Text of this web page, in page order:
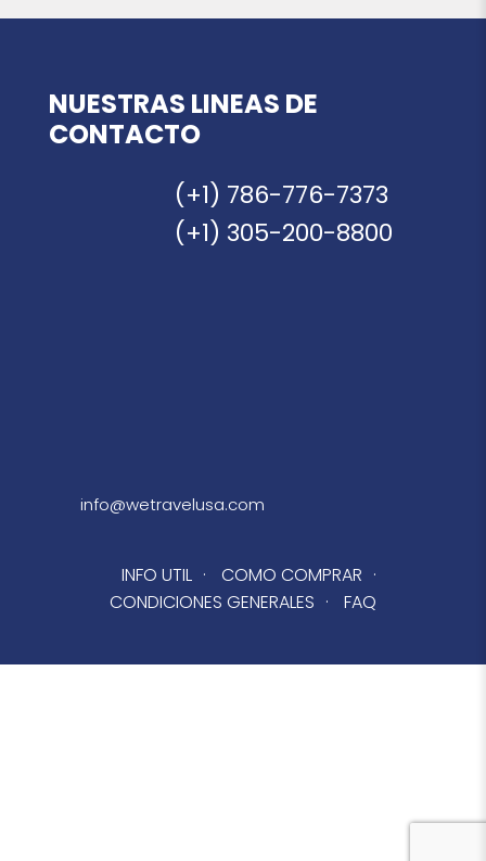
NUESTRAS LINEAS DE
CONTACTO
(+1) 786-776-7373
(+1) 305-200-8800
info@wetravelusa.com
INFO UTIL · COMO COMPRAR ·
CONDICIONES GENERALES · FAQ